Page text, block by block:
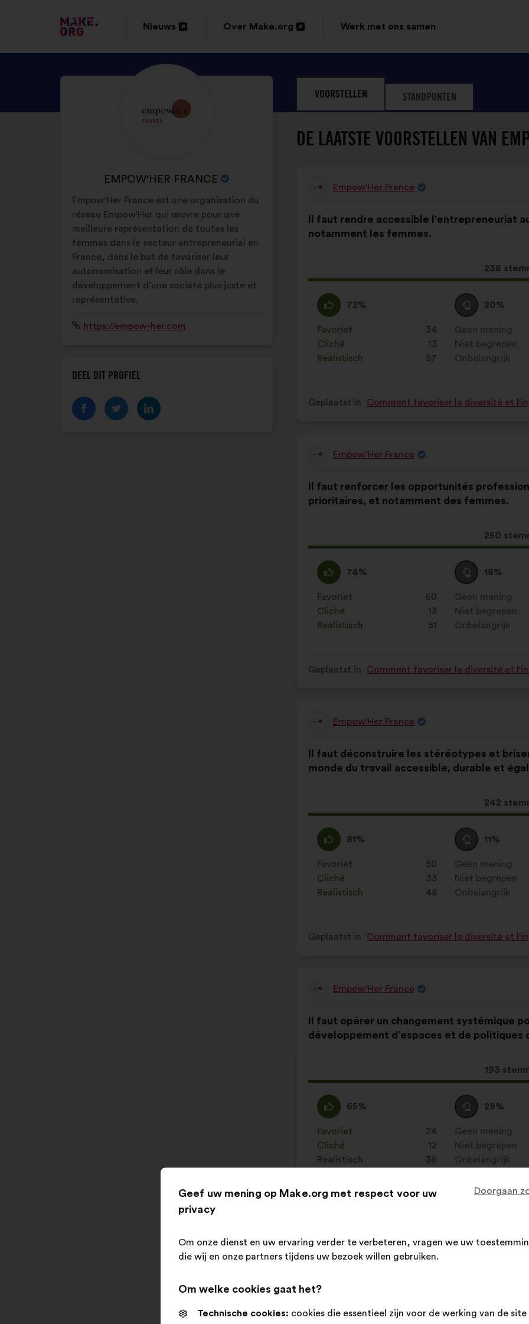
GA
NAAR
DE
Nieuws
nieuw
Over Make.org
Werk met ons samen
HET
PROFIEL
NAAM
VAN
DE
ORGANISATIE:
EMPOW'HER FRANCE
Empow'Her France est une organisation du
réseau Empow'Her qui œuvre pour une
meilleure représentation de toutes les
femmes dans le secteur entrepreneurial en
France, dans le but de favoriser leur
autonomisation et leur rôle dans le
développement d’une société plus juste et
représentative.
Website:
https://empow-her.com
DEEL DIT PROFIEL
VOORSTELLEN STANDPUNTEN
DE LAATSTE VOORSTELLEN VAN
Voorstel
Empow'Her France
van
het
Il faut rendre accessible l'entrepreneuriat
notamment les femmes.
Dit
voorstel
238
de
volgende
Mee
eens
:
72%
Dit
voorstel
is
gekwalificeerd
als:
Favoriet
: 34
keer
Cliché
: 13
keer
Realistisch
: 57
keer
Neutraal
:
20%
Dit
voorstel
is
gekwalificeerd
als:
Geen mening
:keer
Niet begrepen
:keer
Onbelangrijk
:keer
Geplaatst in Comment favoriser la diversité et
Voorstel
Empow'Her France
van
het
Il faut renforcer les opportunités
prioritaires, et notamment des femmes.
Dit
voorstel
250
de
volgende
Mee
eens
:
74%
Dit
voorstel
is
gekwalificeerd
als:
Favoriet
: 60
keer
Cliché
: 13
keer
Realistisch
: 51
keer
Neutraal
:
18%
Dit
voorstel
is
gekwalificeerd
als:
Geen mening
:keer
Niet begrepen
:keer
Onbelangrijk
:keer
Geplaatst in Comment favoriser la diversité et
Voorstel
Empow'Her France
van
het
Il faut déconstruire les stéréotypes et
monde du travail accessible, durable et
Dit
voorstel
242
de
volgende
Mee
eens
:
81%
Dit
voorstel
is
gekwalificeerd
als:
Favoriet
: 50
keer
Cliché
: 33
keer
Realistisch
: 48
keer
Neutraal
:
11%
Dit
voorstel
is
gekwalificeerd
als:
Geen mening
:keer
Niet begrepen
:keer
Onbelangrijk
:keer
Geplaatst in Comment favoriser la diversité et
Voorstel
Empow'Her France
van
het
Il faut opérer un changement systémique
développement d’espaces et de politiques
Dit
voorstel
193
de
volgende
Mee
eens
:
65%
Dit
voorstel
is
gekwalificeerd
als:
Favoriet
: 24
keer
Cliché
: 12
keer
Realistisch
: 36
keer
Neutraal
:
29%
Dit
voorstel
is
gekwalificeerd
als:
Geen mening
:keer
Niet begrepen
:keer
Onbelangrijk
:keer
Comment favoriser la diversité et
Voorstel
Empow'Her France
van
het
Il faut sensibiliser l’écosystème
de
volgende
Doorgaan
Geef uw mening op Make.org met respect voor uw
privacy
Om onze dienst en uw ervaring verder te verbeteren, vragen we uw
die wij en onze partners tijdens uw bezoek willen gebruiken.
Om welke cookies gaat het?
Technische cookies: cookies die essentieel zijn voor de werking van de site